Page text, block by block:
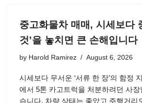
중고화물차 매매, 시세보다
것’을 놓치면 큰 손해입니다
by Harold Ramirez August 6, 2026
시세보다 무서운 ‘서류 한 장’의 함정
에서 5톤 카고트럭을 처분하려던 사
습니다. 차량 상태는 좋았고 주행거리